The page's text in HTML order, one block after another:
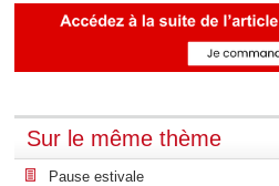
Sur le même thème
Pause estivale